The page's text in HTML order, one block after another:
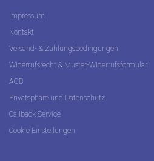
Impressum
Kontakt
Versand- & Zahlungsbedingungen
Widerrufsrecht & Muster-Widerrufsformular
AGB
Privatsphäre und Datenschutz
Callback Service
Cookie Einstellungen